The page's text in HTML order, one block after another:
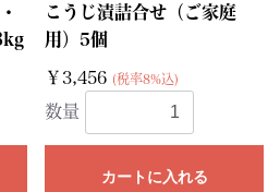
こうじ漬詰合せ（ご家庭
用）5個
￥3,456 (税率8%込)
数量
カートに入れる